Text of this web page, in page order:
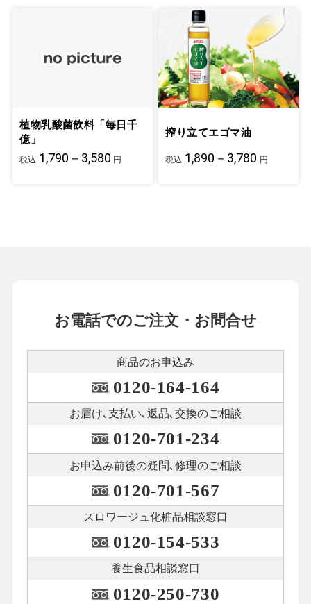
植物乳酸菌飲料「毎日千
億」
税込 1,790－3,580 円
搾り立てエゴマ油
税込 1,890－3,780 円
お電話でのご注文・お問合せ
商品のお申込み
0120-164-164
お届け､支払い､ 返品､交換のご相談
0120-701-234
お申込み前後の疑問､修理のご相談
0120-701-567
スロワージュ化粧品相談窓口
0120-154-533
養生食品相談窓口
0120-250-730